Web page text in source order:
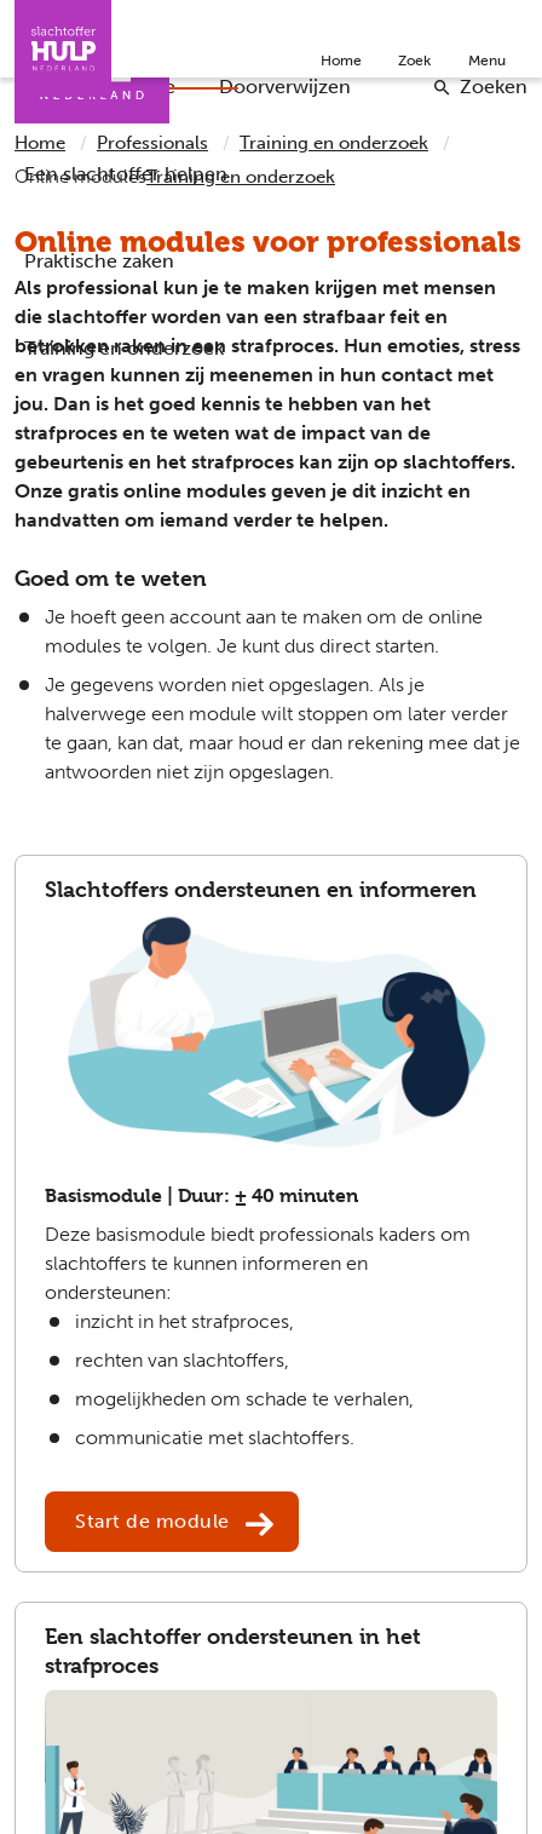
Iemand helpen Doneer English
Wat is de situatie Doorverwijzen
Een slachtoffer helpen
Praktische zaken
Training en onderzoek
Zoeken
Home Zoek Menu
Home Professionals
Training en onderzoek
Online modulesTraining en onderzoek
Online modules voor professionals
Als professional kun je te maken krijgen met mensen
die slachtoffer worden van een strafbaar feit en
betrokken raken in een strafproces. Hun emoties, stress
en vragen kunnen zij meenemen in hun contact met
jou. Dan is het goed kennis te hebben van het
strafproces en te weten wat de impact van de
gebeurtenis en het strafproces kan zijn op slachtoffers.
Onze gratis online modules geven je dit inzicht en
handvatten om iemand verder te helpen.
Goed om te weten
Je hoeft geen account aan te maken om de online
modules te volgen. Je kunt dus direct starten.
Je gegevens worden niet opgeslagen. Als je
halverwege een module wilt stoppen om later verder
te gaan, kan dat, maar houd er dan rekening mee dat je
antwoorden niet zijn opgeslagen.
Slachtoffers ondersteunen en informeren
Basismodule | Duur: ± 40 minuten
Deze basismodule biedt professionals kaders om
slachtoffers te kunnen informeren en
ondersteunen:
inzicht in het strafproces,
rechten van slachtoffers,
mogelijkheden om schade te verhalen,
communicatie met slachtoffers.
Start de module
Een slachtoffer ondersteunen in het
strafproces